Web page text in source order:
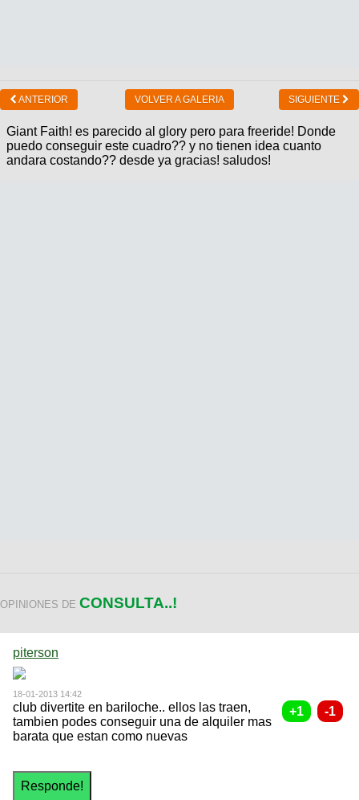
ANTERIOR VOLVER A GALERIA SIGUIENTE
Giant Faith! es parecido al glory pero para freeride! Donde
puedo conseguir este cuadro?? y no tienen idea cuanto
andara costando?? desde ya gracias! saludos!
OPINIONES DE CONSULTA..!
piterson
18-01-2013 14:42
club divertite en bariloche.. ellos las traen,
tambien podes conseguir una de alquiler mas
barata que estan como nuevas